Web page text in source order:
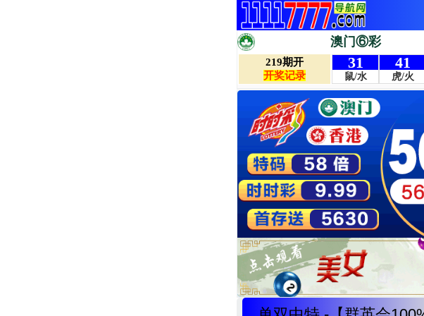
澳门⑥彩